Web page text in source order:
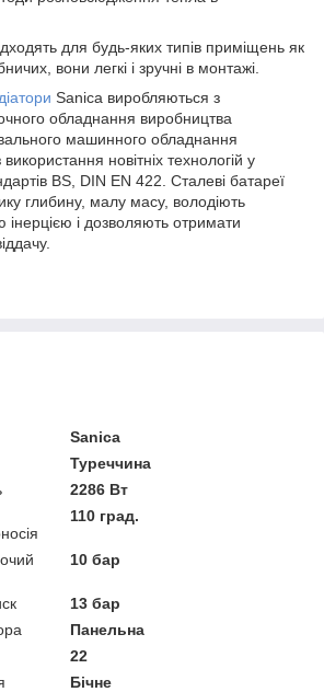
для будь-яких типів приміщень як
вони легкі і зручні в монтажі.
Sanica виробляються з
обладнання виробництва
машинного обладнання
використання новітніх технологій у
BS, DIN EN 422. Сталеві батареї
глибину, малу масу, володіють
і дозволяють отримати
Sanica
Туреччина
2286 Вт
110 град.
10 бар
13 бар
Панельна
22
Бічне